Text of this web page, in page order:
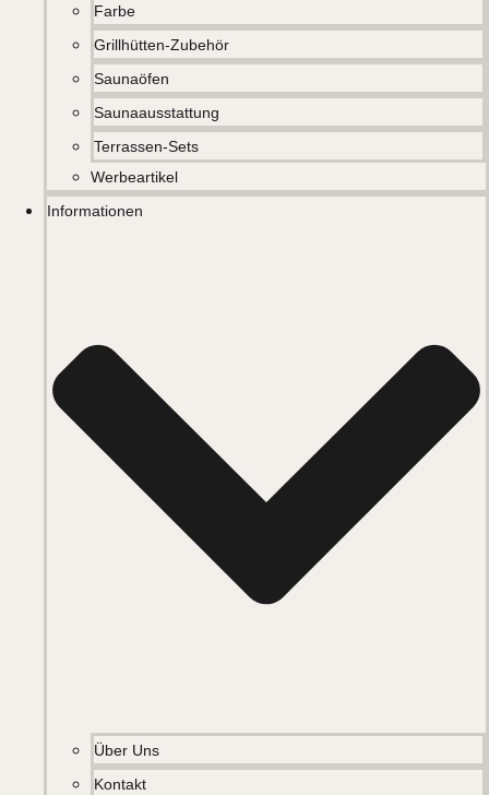
Farbe
Grillhütten-Zubehör
Saunaöfen
Saunaausstattung
Terrassen-Sets
Werbeartikel
Informationen
Über Uns
Kontakt